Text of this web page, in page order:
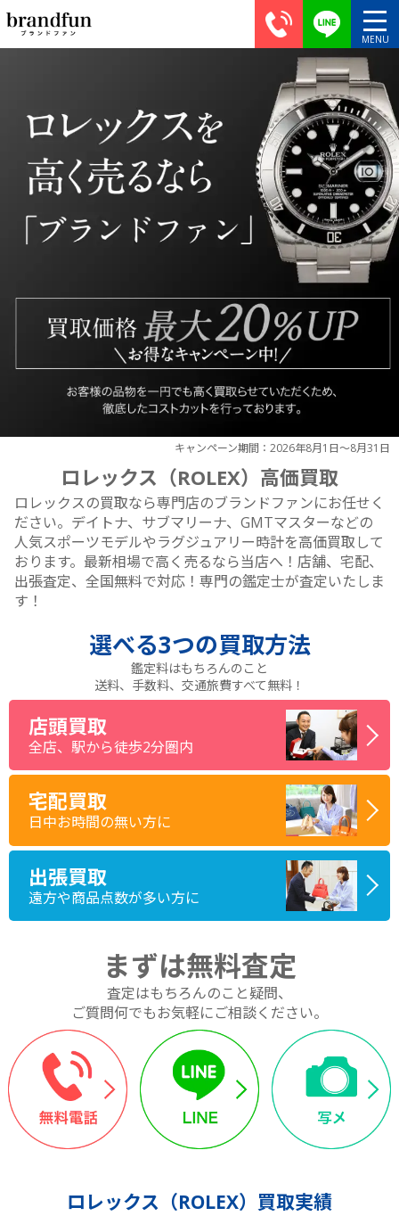
キャンペーン期間：2026年8月1日～8月31日
ロレックス（ROLEX）高価買取
ロレックスの買取なら専門店のブランドファンにお任せく
ださい。デイトナ、サブマリーナ、GMTマスターなどの
人気スポーツモデルやラグジュアリー時計を高価買取して
おります。最新相場で高く売るなら当店へ！店舗、宅配、
出張査定、全国無料で対応！専門の鑑定士が査定いたしま
す！
選べる3つの買取方法
鑑定料はもちろんのこと
送料、手数料、交通旅費すべて無料！
店頭買取
全店、駅から徒歩2分圏内
宅配買取
日中お時間の無い方に
出張買取
遠方や商品点数が多い方に
まずは無料査定
査定はもちろんのこと疑問、
ご質問何でもお気軽にご相談ください。
ロレックス（ROLEX）買取実績